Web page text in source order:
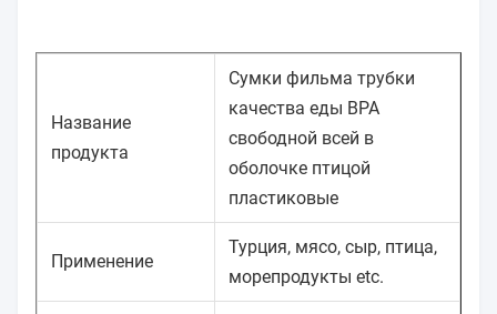
Название
продукта
Сумки фильма трубки
качества еды BPA
свободной всей в
оболочке птицой
пластиковые
Применение
Турция, мясо, сыр, птица,
морепродукты etc.